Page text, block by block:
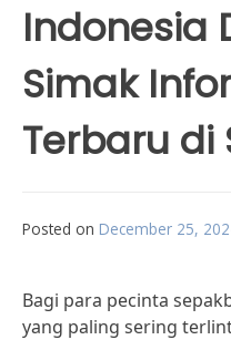
Indonesia
Simak
Terbaru di
Posted on December 25,
Bagi para pecinta
yang paling sering